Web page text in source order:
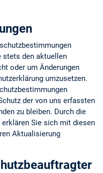
stets den aktuellen
oder um Änderungen
umzusetzen.
der von uns erfassten
zu bleiben. Durch die
Sie sich mit diesen
Aktualisierung